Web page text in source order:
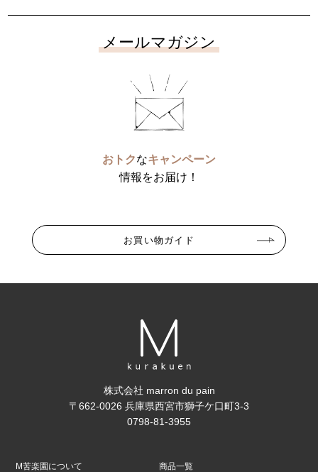
メールマガジン
おトクなキャンペーン
情報をお届け！
お買い物ガイド
株式会社 marron du pain
〒662-0026 兵庫県西宮市獅子ケ口町3-3
0798-81-3955
M苦楽園について 商品一覧